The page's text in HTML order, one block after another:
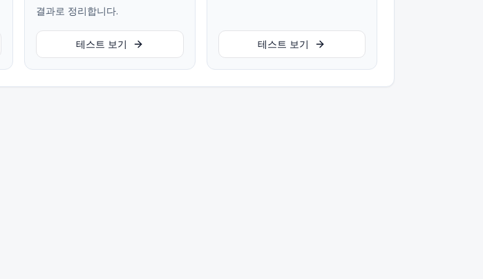
결과로 정리합니다.
테스트 보기 테스트 보기